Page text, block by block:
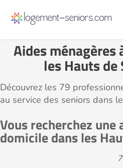
Aides ménagères
les Hauts de
Découvrez les 79
au service des seniors dans
Vous recherchez une
domicile dans les